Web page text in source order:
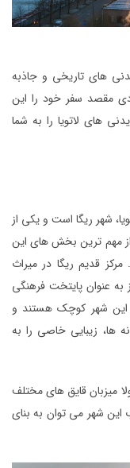
های تاریخی و جاذبه
مقصد سفر خود را این
های لاتویا را به شما
شهر ریگا است و یکی از
مهم ترین بخش های این
قدیم ریگا در میراث
و در سال 2014 نیز به عنوان پایتخت فرهنگی
این شهر کوچک هستند و
ها، زیبایی خاصی را به
میزبان قایق های مختلف
شهر می توان به بنای